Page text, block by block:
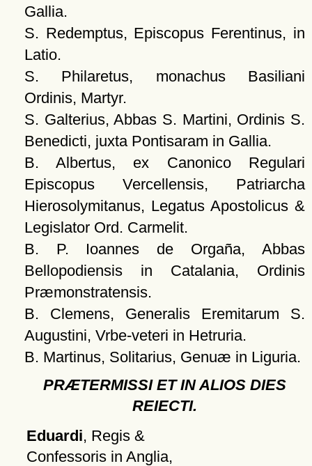
Gallia.
S. Redemptus, Episcopus Ferentinus, in
Latio.
S. Philaretus, monachus Basiliani
Ordinis, Martyr.
S. Galterius, Abbas S. Martini, Ordinis S.
Benedicti, juxta Pontisaram in Gallia.
B. Albertus, ex Canonico Regulari
Episcopus Vercellensis, Patriarcha
Hierosolymitanus, Legatus Apostolicus &
Legislator Ord. Carmelit.
B. P. Ioannes de Orgaña, Abbas
Bellopodiensis in Catalania, Ordinis
Præmonstratensis.
B. Clemens, Generalis Eremitarum S.
Augustini, Vrbe-veteri in Hetruria.
B. Martinus, Solitarius, Genuæ in Liguria.
PRÆTERMISSI ET IN ALIOS DIES
REIECTI.
Eduardi, Regis &
Confessoris in Anglia,